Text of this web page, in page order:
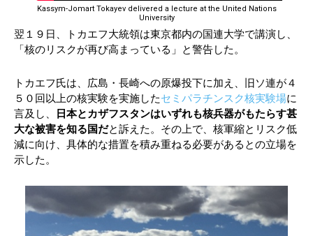
Kassym-Jomart Tokayev delivered a lecture at the United Nations
University
翌１９日、トカエフ大統領は東京都内の国連大学で講演し、
「核のリスクが再び高まっている」と警告した。
トカエフ氏は、広島・長崎への原爆投下に加え、旧ソ連が４
５０回以上の核実験を実施したセミパラチンスク核実験場に
言及し、
日本とカザフスタンはいずれも核兵器がもたらす甚
大な被害を知る国だと訴えた。その上で、核軍縮とリスク低
減に向け、具体的な措置を積み重ねる必要があるとの立場を
示した。